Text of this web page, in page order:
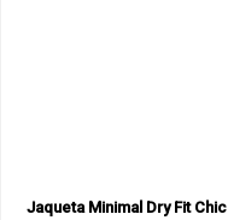
Jaqueta Minimal Dry Fit Chic